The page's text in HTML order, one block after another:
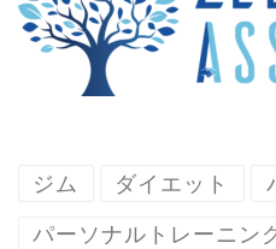
ジム ダイエット
パーソナルトレーニン